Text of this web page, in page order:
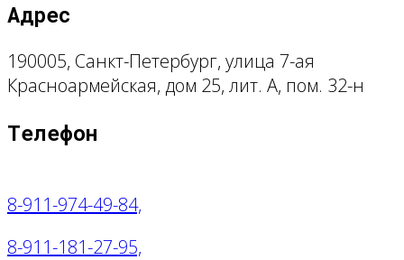
Адрес
190005, Санкт-Петербург, улица 7-ая
Красноармейская, дом 25, лит. А, пом. 32-н
Телефон
8-911-974-49-84,
8-911-181-27-95,